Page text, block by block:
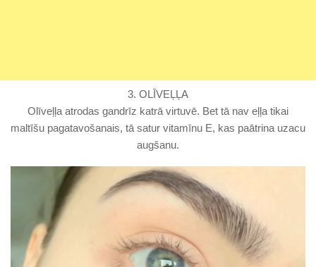
3. OLĪVEĻĻA
Olīveļļa atrodas gandrīz katrā virtuvē. Bet tā nav eļļa tikai
maltīšu pagatavošanais, tā satur vitamīnu E, kas paātrina uzacu
augšanu.